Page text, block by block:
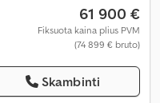
61 900 €
Fiksuota kaina plius PVM
(74 899 € bruto)
Skambinti